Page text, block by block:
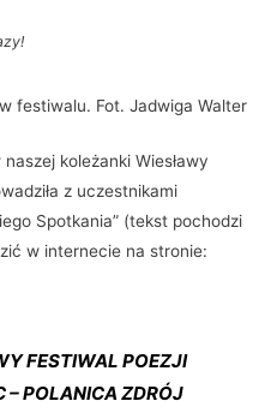
festiwalu. Fot. Jadwiga Walter
koleżanki Wiesławy
z uczestnikami
Spotkania” (tekst pochodzi
w internecie na stronie:
FESTIWAL POEZJI
– POLANICA ZDRÓJ